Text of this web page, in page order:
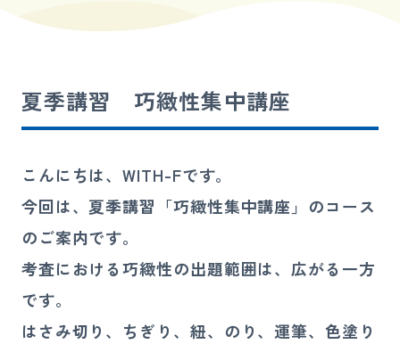
ご入会までの流れ
講師募集
お電話 080-4324-4900
受付時間 10:00〜21:00（日祝を除く）
夏季講習 巧緻性集中講座
こんにちは、WITH-Fです。
今回は、夏季講習「巧緻性集中講座」のコース
のご案内です。
考査における巧緻性の出題範囲は、広がる一方
です。
はさみ切り、ちぎり、紐、のり、運筆、色塗り